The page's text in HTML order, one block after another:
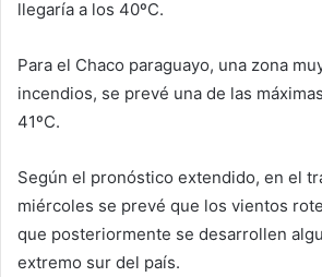
llegaría a los 40ºC.
Para el Chaco paraguayo, una zona
incendios, se prevé una de las
41ºC.
Según el pronóstico extendido, en el
miércoles se prevé que los vientos
que posteriormente se desarrollen
extremo sur del país.